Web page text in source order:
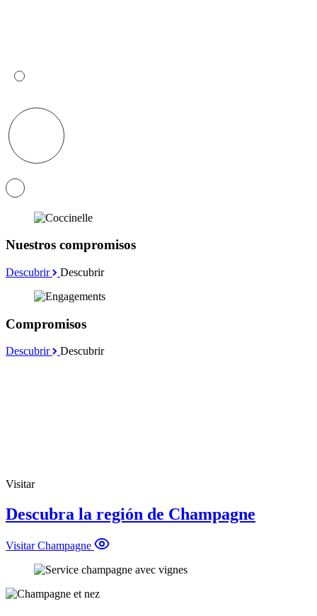
Nuestros compromisos
Descubrir Descubrir
Compromisos
Descubrir Descubrir
Visitar
Descubra la región de Champagne
Visitar Champagne